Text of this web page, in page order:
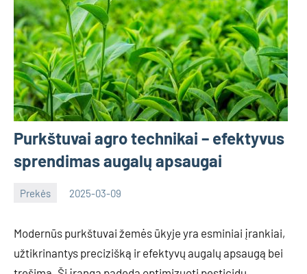
Purkštuvai agro technikai – efektyvus
sprendimas augalų apsaugai
Prekės 2025-03-09
Modernūs purkštuvai žemės ūkyje yra esminiai įrankiai,
užtikrinantys precizišką ir efektyvų augalų apsaugą bei